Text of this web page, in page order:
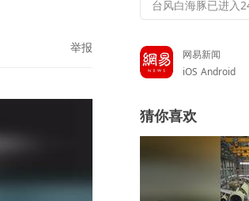
举报
网易新闻
iOS Android
猜你喜欢